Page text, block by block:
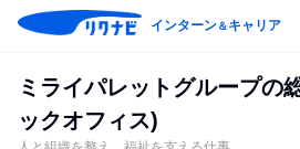
インターン＆キャリア
ミライパレットグループの
ックオフィス)